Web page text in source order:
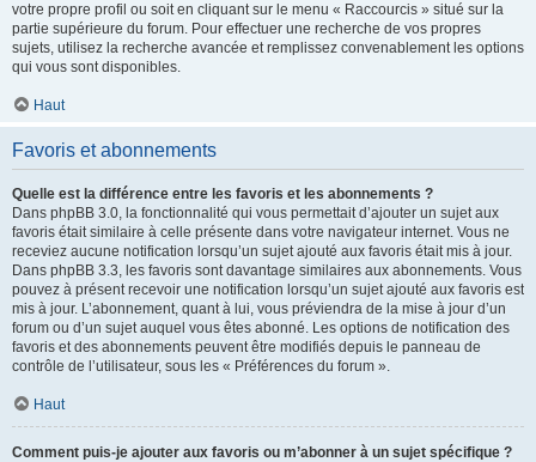
votre propre profil ou soit en cliquant sur le menu « Raccourcis » situé sur la
partie supérieure du forum. Pour effectuer une recherche de vos propres
sujets, utilisez la recherche avancée et remplissez convenablement les options
qui vous sont disponibles.
Haut
Favoris et abonnements
Quelle est la différence entre les favoris et les abonnements ?
Dans phpBB 3.0, la fonctionnalité qui vous permettait d’ajouter un sujet aux
favoris était similaire à celle présente dans votre navigateur internet. Vous ne
receviez aucune notification lorsqu’un sujet ajouté aux favoris était mis à jour.
Dans phpBB 3.3, les favoris sont davantage similaires aux abonnements. Vous
pouvez à présent recevoir une notification lorsqu’un sujet ajouté aux favoris est
mis à jour. L’abonnement, quant à lui, vous préviendra de la mise à jour d’un
forum ou d’un sujet auquel vous êtes abonné. Les options de notification des
favoris et des abonnements peuvent être modifiés depuis le panneau de
contrôle de l’utilisateur, sous les « Préférences du forum ».
Haut
Comment puis-je ajouter aux favoris ou m’abonner à un sujet spécifique ?